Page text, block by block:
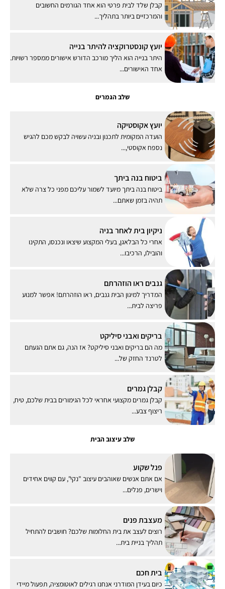
קבלן שלד לבית פרטי הוא אחד הגורמים החשובים
והמרכזיים ביותר בתהליך...
יועץ קונסטרוקציה להיתר בנייה
היתר בנייה הוא הליך מורכב הדורש אישורים ממספר רשויות.
אחד האישורים...
שלב הגמרים
יועץ אקוסטיקה
הועדה המקומית לתכנון ובניה עשויה לבקש מכם להגיש
נספח אקוסטי,...
ביטוח בנה ביתך
ביטוח בנה ביתך מיועד לשמור עליכם מפני כל צרה שלא
תהיה בזמן שאתם...
ניקיון בית לאחר בניה
אחרי כל הבלאגן, בעלי המקצוע שיצאו ונכנסו, התקינו
והובילו, הרכיבו...
גנבים ראו הוזהרתם
המדריך למיגון הבית גנבים, ראו הוזהרתם! אפשר למנוע
פריצה לבית...
בריקים ואבני סיליקט
מה הם בריקים ואבני סיליקט? אז הנה, גם אתם הגעתם
לטרנד החזק של...
קבלן גמרים
קבלן גמרים מקצועי אחראי לכל הגימורים בבית שלכם, טיח,
ריצוף צבע...
שלב עיצוב הבית
פנל שקוע
אם אתם אנשים שאוהבים עיצוב "נקי", עם קווים אחידים
וישרים, פנלים...
מעצבת פנים
רוצים לעצב את בית החלומות שלכם? חושבים להתחיל
תהליך בניית בית...
בית חכם
כיום בעידן המודרני אנחנו רגילים לאוטומציה, תפעול מיידי